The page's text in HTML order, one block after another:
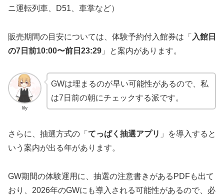
ニ運転列車、D51、車掌など）
販売期間の目安については、体験予約付入館券は「 入館日
の7日前10:00〜前日23:29 」と案内があります。
lily
GWは埋まるのが早い可能性があるので、私
は7日前の朝にチェックする派です。
さらに、抽選方式の「 てっぱく抽選アプリ 」を導入すると
いう案内が出る年があります。
GW期間の体験運用に、抽選の注意書きがあるPDFも出て
おり、2026年のGWにも導入される可能性があるので、必